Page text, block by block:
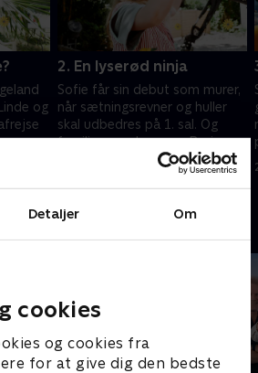
Detaljer Om
cookies
og cookies fra
for at give dig den bedste
og
.
2. En lyserød ninja
Sofie får sin debut som murer,
når sætningsrevner og huller
skal udbedres på 1. sal. Og
familiens gode murer Boris er
imponeret over Sofies
13. april 2023 • 28 min